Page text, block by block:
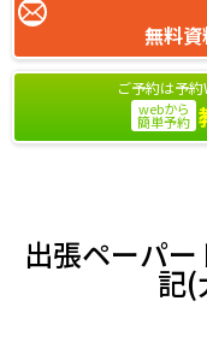
無料
ご予約は予
webから
簡単予約
出張ペーパ
記(